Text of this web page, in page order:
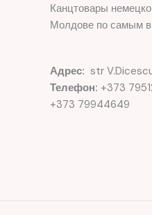
Канцтовары
Молдове по самым
Адрес: str
Телефон: +373
+373 79944649